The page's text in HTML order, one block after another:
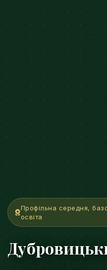
Профільна середня,
освіта